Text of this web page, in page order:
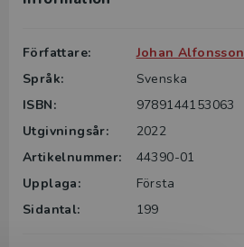
Författare:
Johan Alfonsson
Språk:
Svenska
ISBN:
9789144153063
Utgivningsår:
2022
Artikelnummer:
44390-01
Upplaga:
Första
Sidantal:
199